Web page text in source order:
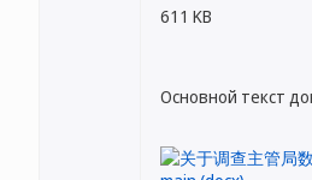
611 KB
Основной текст